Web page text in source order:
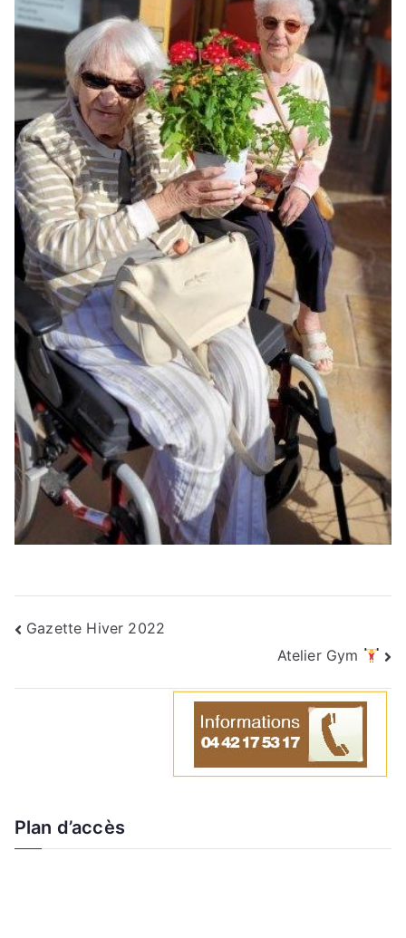
Gazette Hiver 2022
Atelier Gym
Plan d’accès